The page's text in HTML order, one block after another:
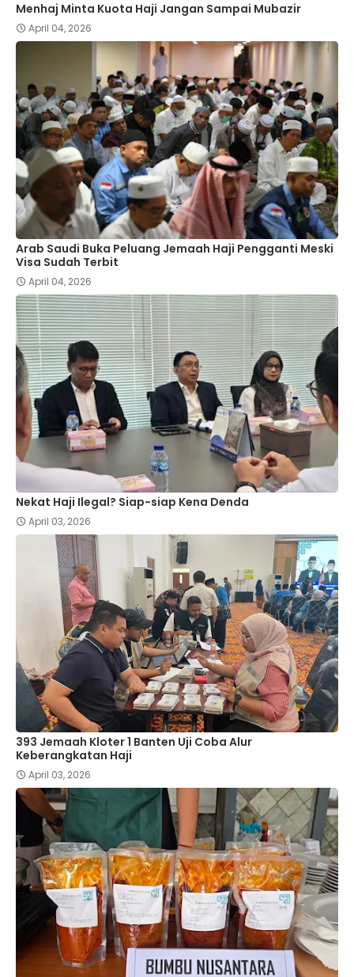
Menhaj Minta Kuota Haji Jangan Sampai Mubazir
April 04, 2026
Arab Saudi Buka Peluang Jemaah Haji Pengganti Meski
Visa Sudah Terbit
April 04, 2026
Nekat Haji Ilegal? Siap-siap Kena Denda
April 03, 2026
393 Jemaah Kloter 1 Banten Uji Coba Alur
Keberangkatan Haji
April 03, 2026